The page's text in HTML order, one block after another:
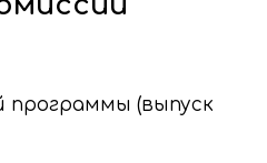
программы (выпуск